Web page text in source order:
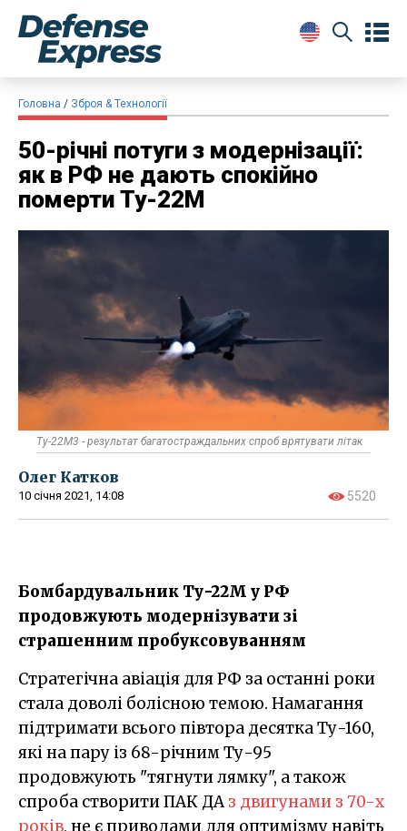
Головна Зброя & Технології
50-річні потуги з модернізації:
як в РФ не дають спокійно
померти Ту-22М
Ту-22М3 - результат багатостраждальних спроб врятувати літак
Олег Катков
10 січня 2021, 14:08 5520
​Бомбардувальник Ту-22М у РФ
продовжують модернізувати зі
страшенним пробуксовуванням
Стратегічна авіація для РФ за останні роки
стала доволі болісною темою. Намагання
підтримати всього півтора десятка Ту-160,
які на пару із 68-річним Ту-95
продовжують "тягнути лямку", а також
спроба створити ПАК ДАз двигунами з 70-х
років, не є приводами для оптимізму навіть